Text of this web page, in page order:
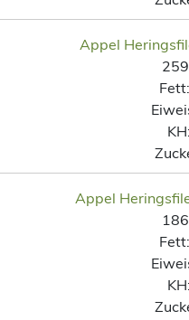
Appel
Fett:
KH:
Appel
Fett:
KH: